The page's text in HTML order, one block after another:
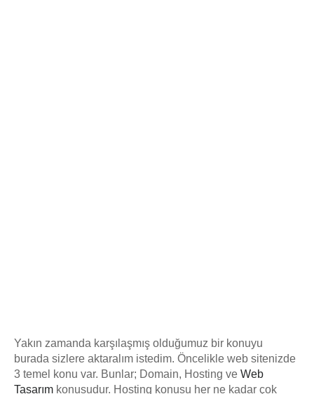
Yakın zamanda karşılaşmış olduğumuz bir konuyu
burada sizlere aktaralım istedim. Öncelikle web sitenizde
3 temel konu var. Bunlar; Domain, Hosting ve Web
Tasarım konusudur. Hosting konusu her ne kadar çok